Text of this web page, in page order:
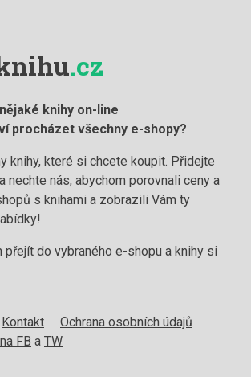
.cz
knihy on-line
procházet všechny e-shopy?
knihy, které si chcete koupit. Přidejte
nechte nás, abychom porovnali ceny a
s knihami a zobrazili Vám ty
přejít do vybraného e-shopu a knihy si
Kontakt
Ochrana osobních údajů
FB a TW